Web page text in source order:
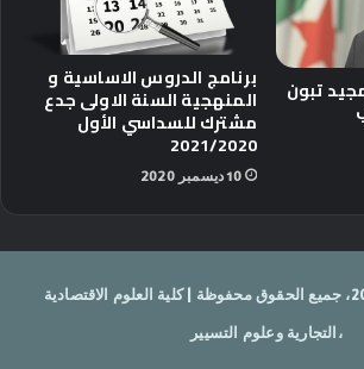
تبون برنامج الدروس الاساسية و
المنهجية السنة الاولى جدع
مشترك للسداسي الأول
2021/2020
10 ديسمبر 2020
© حقوق النشر 2026، جميع الحقوق محفوظة | كلية العلوم الاقتصادية
،التجارية وعلوم التسيير